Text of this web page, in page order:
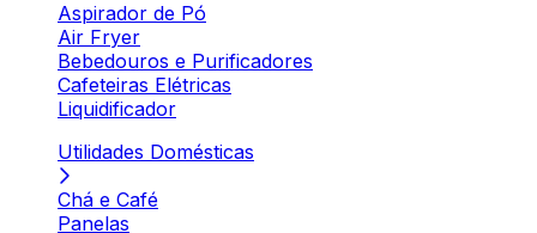
Aspirador de Pó
Air Fryer
Bebedouros e Purificadores
Cafeteiras Elétricas
Liquidificador
Utilidades Domésticas
Chá e Café
Panelas